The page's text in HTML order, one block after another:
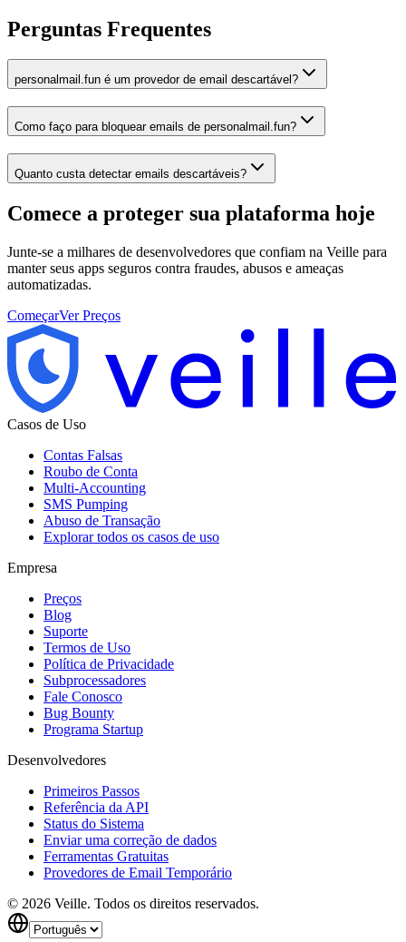
Perguntas Frequentes
personalmail.fun é um provedor de email descartável?
Como faço para bloquear emails de personalmail.fun?
Quanto custa detectar emails descartáveis?
Comece a proteger sua plataforma hoje
Junte-se a milhares de desenvolvedores que confiam na Veille para
manter seus apps seguros contra fraudes, abusos e ameaças
automatizadas.
ComeçarVer Preços
Casos de Uso
Contas Falsas
Roubo de Conta
Multi-Accounting
SMS Pumping
Abuso de Transação
Explorar todos os casos de uso
Empresa
Preços
Blog
Suporte
Termos de Uso
Política de Privacidade
Subprocessadores
Fale Conosco
Bug Bounty
Programa Startup
Desenvolvedores
Primeiros Passos
Referência da API
Status do Sistema
Enviar uma correção de dados
Ferramentas Gratuitas
Provedores de Email Temporário
© 2026 Veille. Todos os direitos reservados.